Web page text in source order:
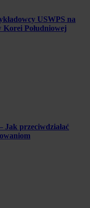
USWPS na
Południowej
Jak przeciwdziałać